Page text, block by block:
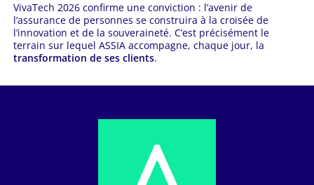
VivaTech 2026 confirme une conviction : l’avenir de
l’assurance de personnes se construira à la croisée de
l’innovation et de la souveraineté. C’est précisément le
terrain sur lequel ASSIA accompagne, chaque jour, la
transformation de ses clients.